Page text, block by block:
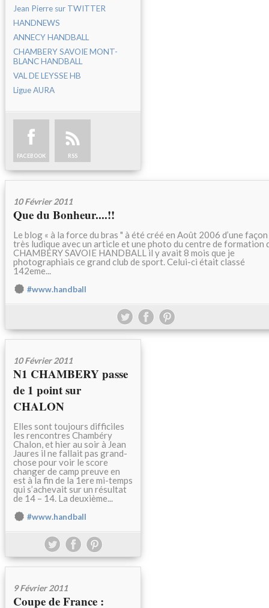
Jean Pierre sur TWITTER
HANDNEWS
ANNECY HANDBALL
CHAMBERY SAVOIE MONT-
BLANC HANDBALL
VAL DE LEYSSE HB
Ligue AURA
FACEBOOK RSS
10 Février 2011
Que du Bonheur....!!
Le blog « à la force du bras " à été créé en Août 2006 d’une façon
très ludique avec un article et une photo du centre de formation
CHAMBERY SAVOIE HANDBALL il y avait 8 mois que je
photographiais ce grand club de sport. Celui-ci était classé
142eme...
#www.handball
10 Février 2011
N1 CHAMBERY passe
de 1 point sur
CHALON
Elles sont toujours difficiles
les rencontres Chambéry
Chalon, et hier au soir à Jean
Jaures il ne fallait pas grand-
chose pour voir le score
changer de camp preuve en
est à la fin de la 1ere mi-temps
qui s’achevait sur un résultat
de 14 – 14. La deuxième...
#www.handball
9 Février 2011
Coupe de France :